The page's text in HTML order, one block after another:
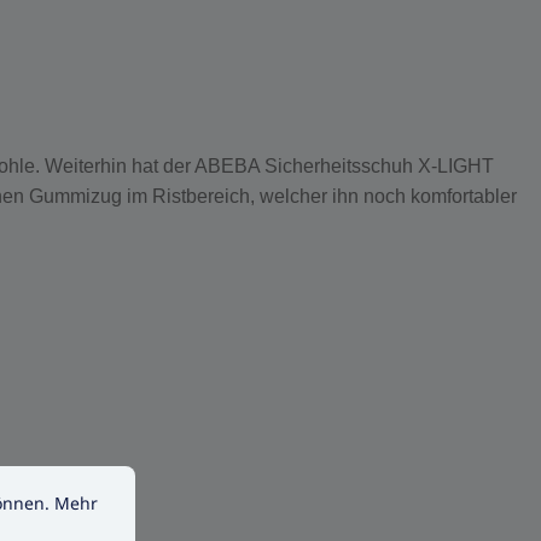
Weiterhin hat der ABEBA Sicherheitsschuh X-LIGHT
Gummizug im Ristbereich, welcher ihn noch komfortabler
Mehr Informationen ...
Mehr